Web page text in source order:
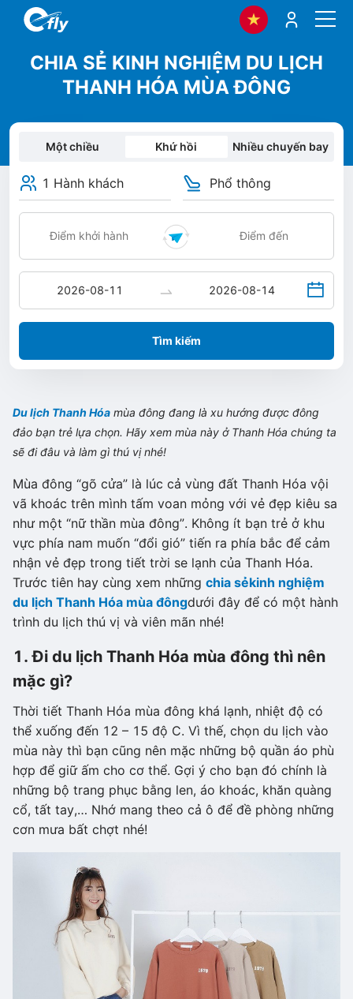
CHIA SẺ KINH NGHIỆM DU LỊCH
THANH HÓA MÙA ĐÔNG
Một chiều Khứ hồi Nhiều chuyến bay
1 Hành khách Phổ thông
Tìm kiếm
Du lịch Thanh Hóa mùa đông đang là xu hướng được đông
đảo bạn trẻ lựa chọn. Hãy xem mùa này ở Thanh Hóa chúng ta
sẽ đi đâu và làm gì thú vị nhé!
Mùa đông “gõ cửa” là lúc cả vùng đất Thanh Hóa vội
vã khoác trên mình tấm voan mỏng với vẻ đẹp kiêu sa
như một “nữ thần mùa đông”. Không ít bạn trẻ ở khu
vực phía nam muốn “đổi gió” tiến ra phía bắc để cảm
nhận vẻ đẹp trong tiết trời se lạnh của Thanh Hóa.
Trước tiên hay cùng xem những chia sẻkinh nghiệm
du lịch Thanh Hóa mùa đôngdưới đây để có một hành
trình du lịch thú vị và viên mãn nhé!
1. Đi du lịch Thanh Hóa mùa đông thì nên
mặc gì?
Thời tiết Thanh Hóa mùa đông khá lạnh, nhiệt độ có
thể xuống đến 12 – 15 độ C. Vì thế, chọn du lịch vào
mùa này thì bạn cũng nên mặc những bộ quần áo phù
hợp để giữ ấm cho cơ thể. Gợi ý cho bạn đó chính là
những bộ trang phục bằng len, áo khoác, khăn quàng
cổ, tất tay,… Nhớ mang theo cả ô để đề phòng những
cơn mưa bất chợt nhé!